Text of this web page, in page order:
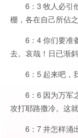
6：3 牧人必引
棚，各在自己所佔
6：4 你们要准
去。哀哉！日已渐
6：5 起来吧，
6：6 因为万军
攻打耶路撒冷。这
6：7 井怎样涌